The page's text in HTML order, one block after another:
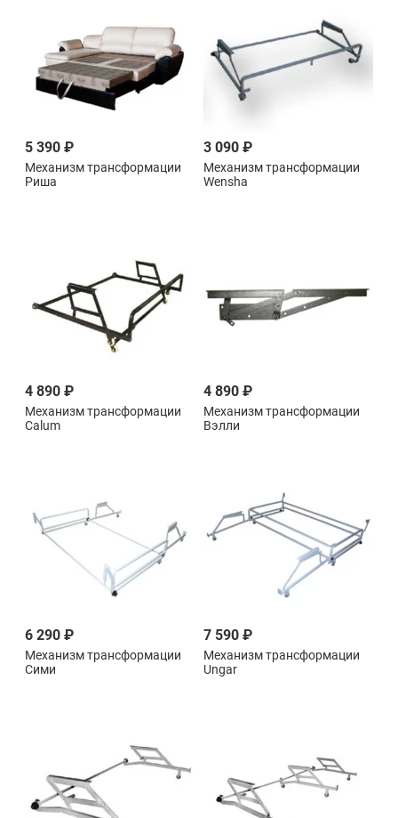
5 390 ₽
Механизм трансформации
Риша
3 090 ₽
Механизм трансформации
Wensha
4 890 ₽
Механизм трансформации
Calum
4 890 ₽
Механизм трансформации
Вэлли
6 290 ₽
Механизм трансформации
Сими
7 590 ₽
Механизм трансформации
Ungar